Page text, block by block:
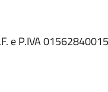
e P.IVA